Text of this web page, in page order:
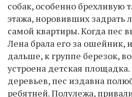
собак, особенно брехливую
этажа, норовивших задрать
самой квартиры. Когда пес
Лена брала его за ошейник,
дальше, к группе березок,
устроена детская площадка.
деревьев, пес издавна
ребятней. Полулежа,